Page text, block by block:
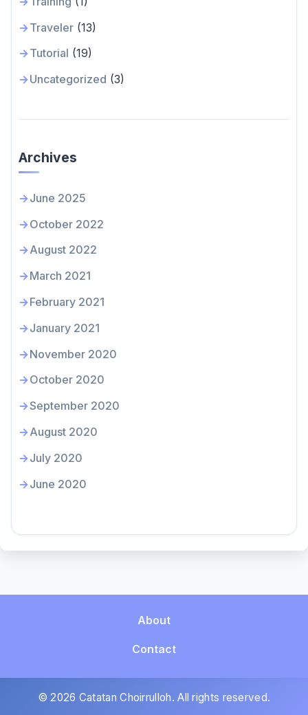
Traveler(13)
Tutorial (19)
Uncategorized (3)
Archives
June 2025
October 2022
August 2022
March 2021
February 2021
January 2021
November 2020
October 2020
September 2020
August 2020
July 2020
June 2020
About
Contact
© 2026 Catatan Choirrulloh. All rights reserved.